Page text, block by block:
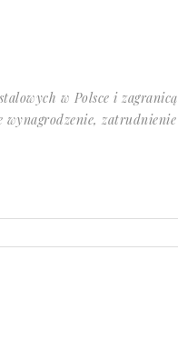
w Polsce i
wynagrodzenie, zatrudnienie